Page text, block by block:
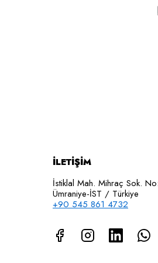
İLETİŞİM
İstiklal Mah. Mihraç Sok.
Ümraniye-İST / Türkiye
+90 545 861 4732